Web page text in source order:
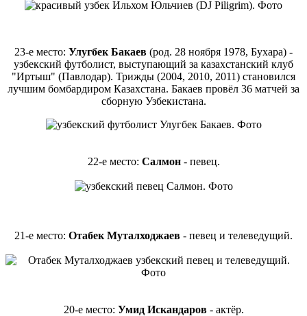
23-е место: Улугбек Бакаев (род. 28 ноября 1978, Бухара) -
узбекский футболист, выступающий за казахстанский клуб
"Иртыш" (Павлодар). Трижды (2004, 2010, 2011) становился
лучшим бомбардиром Казахстана. Бакаев провёл 36 матчей за
сборную Узбекистана.
22-е место: Салмон- певец.
21-е место: Отабек Муталходжаев - певец и телеведущий.
20-е место: Умид Искандаров- актёр.